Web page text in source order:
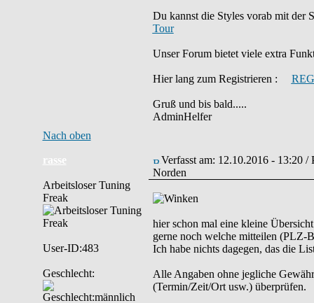
Du kannst die Styles vorab mit
Tour
Unser Forum bietet viele extra
Hier lang zum Registrieren :
Gruß und bis bald.....
AdminHelfer
Nach oben
rasse
Arbeitsloser Tuning
Freak
User-ID:483
Geschlecht:
Verfasst am: 12.10.2016 - 13:20 /
Norden
hier schon mal eine kleine
gerne noch welche mitteilen (PLZ-
Ich habe nichts dagegen, das die
Alle Angaben ohne jegliche
(Termin/Zeit/Ort usw.) überprüfen.